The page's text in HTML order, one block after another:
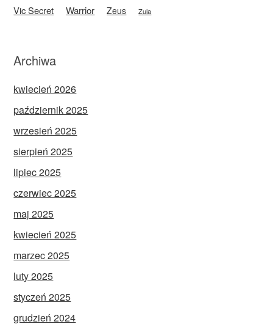
Vic Secret Warrior Zeus Zula
Archiwa
kwiecień 2026
październik 2025
wrzesień 2025
sierpień 2025
lipiec 2025
czerwiec 2025
maj 2025
kwiecień 2025
marzec 2025
luty 2025
styczeń 2025
grudzień 2024